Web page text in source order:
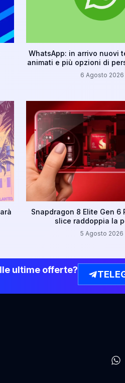
WhatsApp: in arrivo nuovi
animati e più opzioni di
6 Agosto 2026
Snapdragon 8 Elite Gen 6
slice raddoppia la
5 Agosto 2026
ultime offerte?